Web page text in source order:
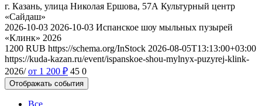
г. Казань, улица Николая Ершова, 57А Культурный центр
«Сайдаш»
2026-10-03 2026-10-03 Испанское шоу мыльных пузырей
«Клинк» 2026
1200 RUB https://schema.org/InStock 2026-08-05T13:13:00+03:00
https://kuda-kazan.ru/event/ispanskoe-shou-mylnyx-puzyrej-klink-
2026/ от 1 200 ₽ 45 0
Отображать события
Все